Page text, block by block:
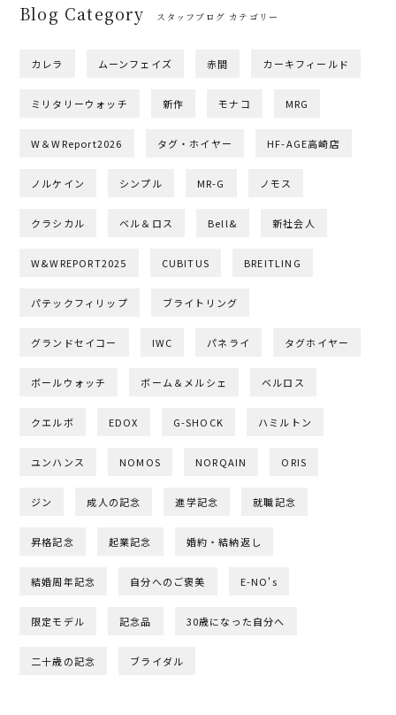
Blog Category スタッフブログ カテゴリー
カレラ ムーンフェイズ 赤間 カーキフィールド
ミリタリーウォッチ 新作 モナコ MRG
W＆WReport2026 タグ・ホイヤー HF-AGE高崎店
ノルケイン シンプル MR-G ノモス
クラシカル ベル＆ロス Bell& 新社会人
W&WREPORT2025 CUBITUS BREITLING
パテックフィリップ ブライトリング
グランドセイコー IWC パネライ タグホイヤー
ボールウォッチ ボーム＆メルシェ ベルロス
クエルボ EDOX G-SHOCK ハミルトン
ユンハンス NOMOS NORQAIN ORIS
ジン 成人の記念 進学記念 就職記念
昇格記念 起業記念 婚約・結納返し
結婚周年記念 自分へのご褒美 E-NO's
限定モデル 記念品 30歳になった自分へ
二十歳の記念 ブライダル